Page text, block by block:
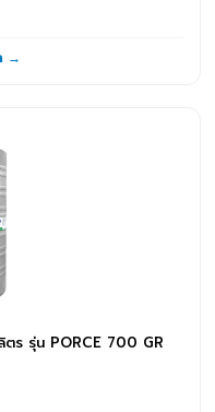
→
ร รุ่น PORCE 700 GR